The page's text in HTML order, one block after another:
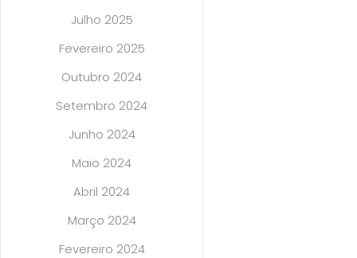
Julho 2025
Fevereiro 2025
Outubro 2024
Setembro 2024
Junho 2024
Maio 2024
Abril 2024
Março 2024
Fevereiro 2024